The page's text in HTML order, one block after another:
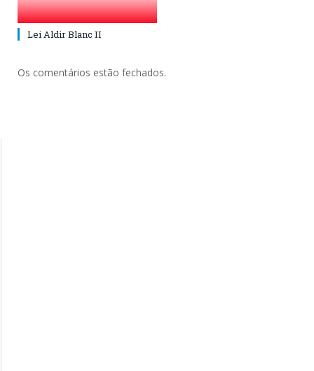
Lei Aldir Blanc II
Os comentários estão fechados.